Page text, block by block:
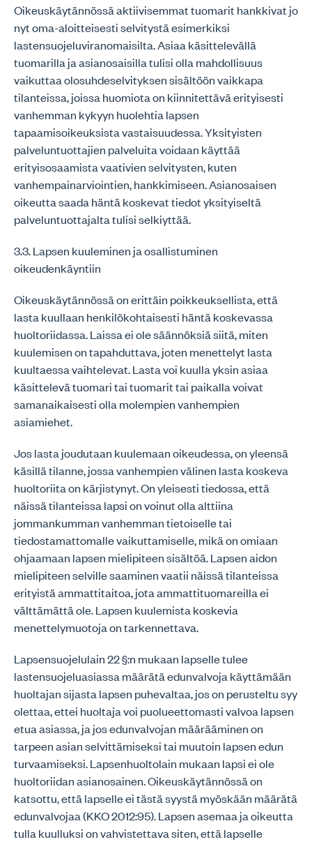
Oikeuskäytännössä aktiivisemmat tuomarit hankkivat jo
nyt oma-aloitteisesti selvitystä esimerkiksi
lastensuojeluviranomaisilta. Asiaa käsittelevällä
tuomarilla ja asianosaisilla tulisi olla mahdollisuus
vaikuttaa olosuhdeselvityksen sisältöön vaikkapa
tilanteissa, joissa huomiota on kiinnitettävä erityisesti
vanhemman kykyyn huolehtia lapsen
tapaamisoikeuksista vastaisuudessa. Yksityisten
palveluntuottajien palveluita voidaan käyttää
erityisosaamista vaativien selvitysten, kuten
vanhempainarviointien, hankkimiseen. Asianosaisen
oikeutta saada häntä koskevat tiedot yksityiseltä
palveluntuottajalta tulisi selkiyttää.
3.3. Lapsen kuuleminen ja osallistuminen
oikeudenkäyntiin
Oikeuskäytännössä on erittäin poikkeuksellista, että
lasta kuullaan henkilökohtaisesti häntä koskevassa
huoltoriidassa. Laissa ei ole säännöksiä siitä, miten
kuulemisen on tapahduttava, joten menettelyt lasta
kuultaessa vaihtelevat. Lasta voi kuulla yksin asiaa
käsittelevä tuomari tai tuomarit tai paikalla voivat
samanaikaisesti olla molempien vanhempien
asiamiehet.
Jos lasta joudutaan kuulemaan oikeudessa, on yleensä
käsillä tilanne, jossa vanhempien välinen lasta koskeva
huoltoriita on kärjistynyt. On yleisesti tiedossa, että
näissä tilanteissa lapsi on voinut olla alttiina
jommankumman vanhemman tietoiselle tai
tiedostamattomalle vaikuttamiselle, mikä on omiaan
ohjaamaan lapsen mielipiteen sisältöä. Lapsen aidon
mielipiteen selville saaminen vaatii näissä tilanteissa
erityistä ammattitaitoa, jota ammattituomareilla ei
välttämättä ole. Lapsen kuulemista koskevia
menettelymuotoja on tarkennettava.
Lapsensuojelulain 22 §:n mukaan lapselle tulee
lastensuojeluasiassa määrätä edunvalvoja käyttämään
huoltajan sijasta lapsen puhevaltaa, jos on perusteltu syy
olettaa, ettei huoltaja voi puolueettomasti valvoa lapsen
etua asiassa, ja jos edunvalvojan määrääminen on
tarpeen asian selvittämiseksi tai muutoin lapsen edun
turvaamiseksi. Lapsenhuoltolain mukaan lapsi ei ole
huoltoriidan asianosainen. Oikeuskäytännössä on
katsottu, että lapselle ei tästä syystä myöskään määrätä
edunvalvojaa (KKO 2012:95). Lapsen asemaa ja oikeutta
tulla kuulluksi on vahvistettava siten, että lapselle